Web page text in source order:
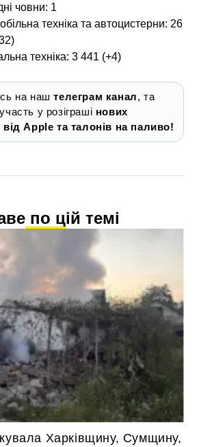
човни: 1
техніка та автоцистерни: 26
техніка: 3 441 (+4)
на наштелеграм канал, та
у розіграші нових
від Apple та талонів на паливо!
по цій темі
Харківщину, Сумщину,